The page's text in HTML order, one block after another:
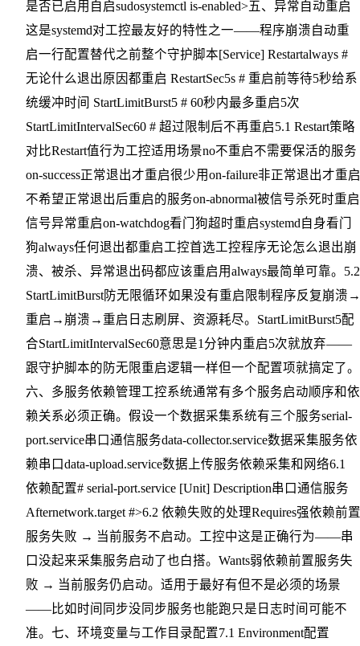
是否已启用自启sudosystemctl is-enabled>五、异常自动重启
这是systemd对工控最友好的特性之一——程序崩溃自动重
启一行配置替代之前整个守护脚本[Service] Restartalways #
无论什么退出原因都重启 RestartSec5s # 重启前等待5秒给系
统缓冲时间 StartLimitBurst5 # 60秒内最多重启5次
StartLimitIntervalSec60 # 超过限制后不再重启5.1 Restart策略
对比Restart值行为工控适用场景no不重启不需要保活的服务
on-success正常退出才重启很少用on-failure非正常退出才重启
不希望正常退出后重启的服务on-abnormal被信号杀死时重启
信号异常重启on-watchdog看门狗超时重启systemd自身看门
狗always任何退出都重启工控首选工控程序无论怎么退出崩
溃、被杀、异常退出码都应该重启用always最简单可靠。5.2
StartLimitBurst防无限循环如果没有重启限制程序反复崩溃→
重启→崩溃→重启日志刷屏、资源耗尽。StartLimitBurst5配
合StartLimitIntervalSec60意思是1分钟内重启5次就放弃——
跟守护脚本的防无限重启逻辑一样但一个配置项就搞定了。
六、多服务依赖管理工控系统通常有多个服务启动顺序和依
赖关系必须正确。假设一个数据采集系统有三个服务serial-
port.service串口通信服务data-collector.service数据采集服务依
赖串口data-upload.service数据上传服务依赖采集和网络6.1
依赖配置# serial-port.service [Unit] Description串口通信服务
Afternetwork.target #>6.2 依赖失败的处理Requires强依赖前置
服务失败 → 当前服务不启动。工控中这是正确行为——串
口没起来采集服务启动了也白搭。Wants弱依赖前置服务失
败 → 当前服务仍启动。适用于最好有但不是必须的场景
——比如时间同步没同步服务也能跑只是日志时间可能不
准。七、环境变量与工作目录配置7.1 Environment配置